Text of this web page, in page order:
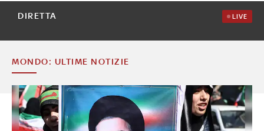
DIRETTA LIVE
MONDO: ULTIME NOTIZIE